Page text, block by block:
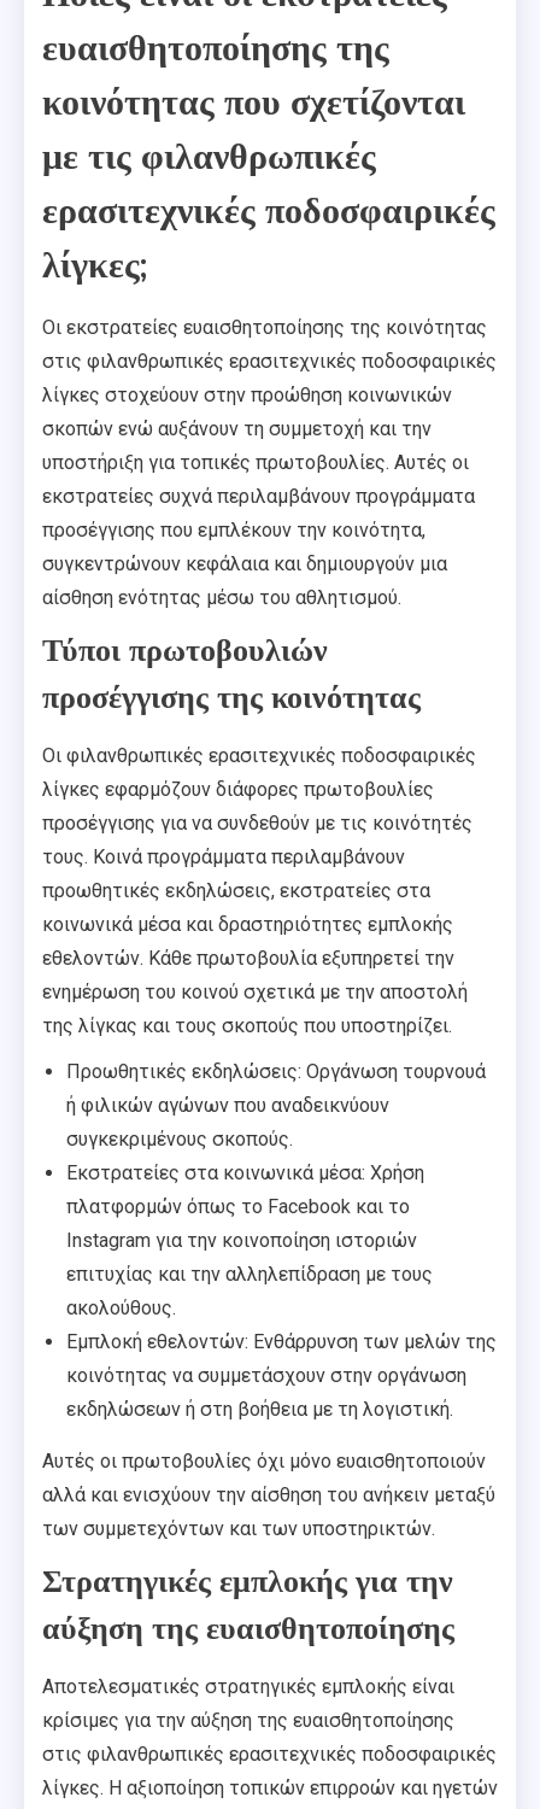
ευαισθητοποίησης της
κοινότητας που σχετίζονται
με τις φιλανθρωπικές
ερασιτεχνικές ποδοσφαιρικές
λίγκες;
Οι εκστρατείες ευαισθητοποίησης της κοινότητας
στις φιλανθρωπικές ερασιτεχνικές ποδοσφαιρικές
λίγκες στοχεύουν στην προώθηση κοινωνικών
σκοπών ενώ αυξάνουν τη συμμετοχή και την
υποστήριξη για τοπικές πρωτοβουλίες. Αυτές οι
εκστρατείες συχνά περιλαμβάνουν προγράμματα
προσέγγισης που εμπλέκουν την κοινότητα,
συγκεντρώνουν κεφάλαια και δημιουργούν μια
αίσθηση ενότητας μέσω του αθλητισμού.
Τύποι πρωτοβουλιών
προσέγγισης της κοινότητας
Οι φιλανθρωπικές ερασιτεχνικές ποδοσφαιρικές
λίγκες εφαρμόζουν διάφορες πρωτοβουλίες
προσέγγισης για να συνδεθούν με τις κοινότητές
τους. Κοινά προγράμματα περιλαμβάνουν
προωθητικές εκδηλώσεις, εκστρατείες στα
κοινωνικά μέσα και δραστηριότητες εμπλοκής
εθελοντών. Κάθε πρωτοβουλία εξυπηρετεί την
ενημέρωση του κοινού σχετικά με την αποστολή
της λίγκας και τους σκοπούς που υποστηρίζει.
Προωθητικές εκδηλώσεις: Οργάνωση τουρνουά
ή φιλικών αγώνων που αναδεικνύουν
συγκεκριμένους σκοπούς.
Εκστρατείες στα κοινωνικά μέσα: Χρήση
πλατφορμών όπως το Facebook και το
Instagram για την κοινοποίηση ιστοριών
επιτυχίας και την αλληλεπίδραση με τους
ακολούθους.
Εμπλοκή εθελοντών: Ενθάρρυνση των μελών της
κοινότητας να συμμετάσχουν στην οργάνωση
εκδηλώσεων ή στη βοήθεια με τη λογιστική.
Αυτές οι πρωτοβουλίες όχι μόνο ευαισθητοποιούν
αλλά και ενισχύουν την αίσθηση του ανήκειν μεταξύ
των συμμετεχόντων και των υποστηρικτών.
Στρατηγικές εμπλοκής για την
αύξηση της ευαισθητοποίησης
Αποτελεσματικές στρατηγικές εμπλοκής είναι
κρίσιμες για την αύξηση της ευαισθητοποίησης
στις φιλανθρωπικές ερασιτεχνικές ποδοσφαιρικές
λίγκες. Η αξιοποίηση τοπικών επιρροών και ηγετών